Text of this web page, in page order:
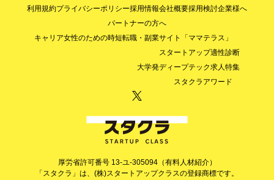
利用規約プライバシーポリシー採用情報会社概要採用検討企業様へ
パートナーの方へ
キャリア女性のための時短転職・副業サイト「ママテラス」
スタートアップ適性診断
大学発ディープテック求人特集
スタクラアワード
厚労省許可番号 13-ユ-305094（有料人材紹介）
「スタクラ」は、(株)スタートアップクラスの登録商標です。